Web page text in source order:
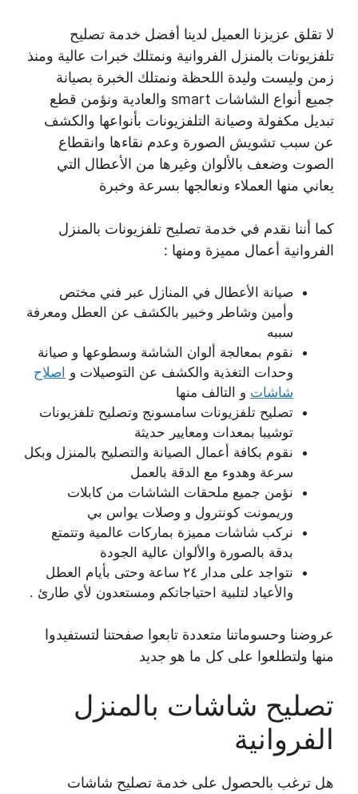
لا تقلق عزيزنا العميل لدينا أفضل خدمة تصليح
تلفزيونات بالمنزل الفروانية ونمتلك خبرات عالية ومنذ
زمن وليست وليدة اللحظة ونمتلك الخبرة بصيانة
جميع أنواع الشاشات smart والعادية ونؤمن قطع
تبديل مكفولة وصيانة التلفزيونات بأنواعها والكشف
عن سبب تشويش الصورة وعدم نقاءها وانقطاع
الصوت وضعف بالألوان وغيرها من الأعطال التي
يعاني منها العملاء ونعالجها بسرعة وخبرة
كما أننا نقدم في خدمة تصليح تلفزيونات بالمنزل
الفروانية أعمال مميزة ومنها :
صيانة الأعطال في المنازل عبر فني مختص
وأمين وشاطر وخبير بالكشف عن العطل ومعرفة
سببه
نقوم بمعالجة ألوان الشاشة وسطوعها و صيانة
وحدات التغذية والكشف عن التوصيلات و اصلاح
شاشات و التالف منها
تصليح تلفزيونات سامسونج وتصليح تلفزيونات
توشيبا بمعدات ومعايير حديثة
نقوم بكافة أعمال الصيانة والتصليح بالمنزل وبكل
سرعة وهدوء مع الدقة بالعمل
نؤمن جميع ملحقات الشاشات من كابلات
وريمونت كونترول و وصلات يواس بي
نركب شاشات مميزة بماركات عالمية وتتمتع
بدقة بالصورة والألوان عالية الجودة
نتواجد على مدار ٢٤ ساعة وحتى بأيام العطل
والأعياد لتلبية احتياجاتكم ومستعدون لأي طارئ .
عروضنا وحسوماتنا متعددة تابعوا صفحتنا لتستفيدوا
منها ولتطلعوا على كل ما هو جديد
تصليح شاشات بالمنزل
الفروانية
هل ترغب بالحصول على خدمة تصليح شاشات